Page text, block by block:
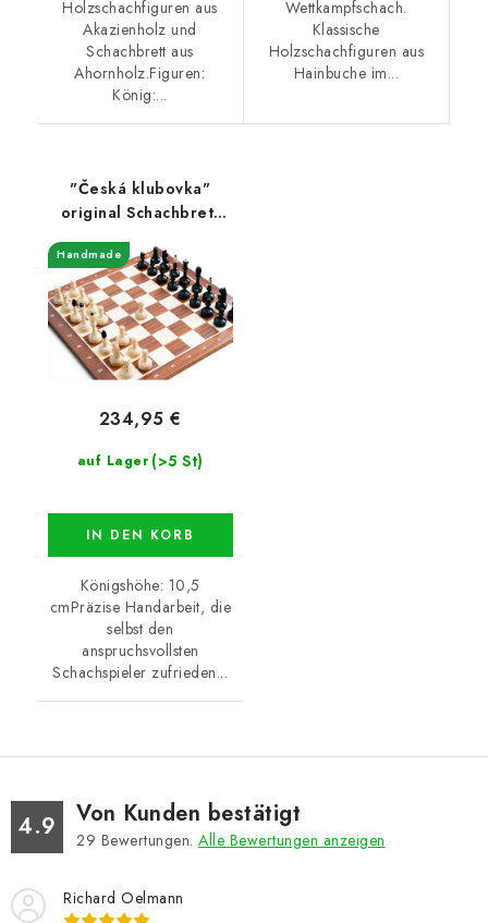
Holzschachfiguren aus
Akazienholz und
Schachbrett aus
Ahornholz.Figuren:
König:...
Wettkampfschach.
Klassische
Holzschachfiguren aus
Hainbuche im...
"Česká klubovka"
original Schachbrett
Handmade
auf Lager (>5 St)
234,95 €
IN DEN KORB
Königshöhe: 10,5
cmPräzise Handarbeit, die
selbst den
anspruchsvollsten
Schachspieler zufrieden...
4.9 Von Kunden bestätigt
29 Bewertungen. Alle Bewertungen anzeigen
Richard Oelmann